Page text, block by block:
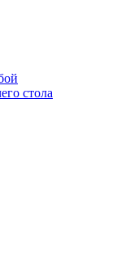
стола